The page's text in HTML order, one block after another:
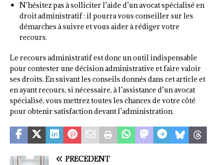
N’hésitez pas à solliciter l’aide d’un avocat spécialisé en
droit administratif : il pourra vous conseiller sur les
démarches à suivre et vous aider à rédiger votre
recours.
Le recours administratif est donc un outil indispensable
pour contester une décision administrative et faire valoir
ses droits. En suivant les conseils donnés dans cet article et
en ayant recours, si nécessaire, à l’assistance d’un avocat
spécialisé, vous mettrez toutes les chances de votre côté
pour obtenir satisfaction devant l’administration.
PRÉCÉDENT